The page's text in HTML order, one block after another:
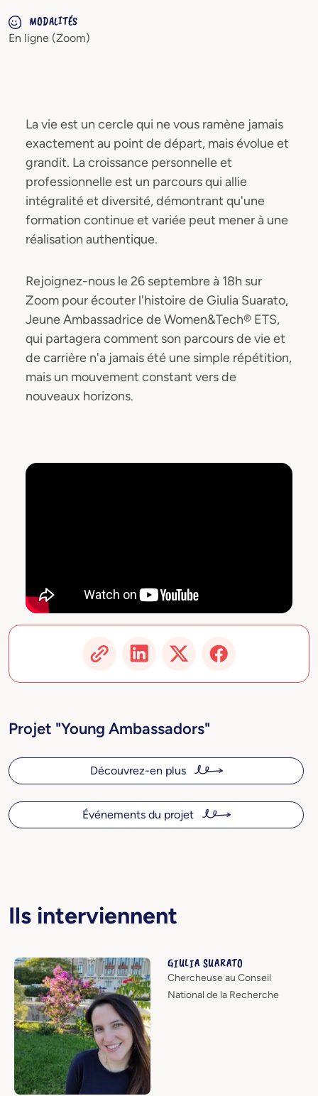
MODALITÉS
En ligne (Zoom)
La vie est un cercle qui ne vous ramène jamais
exactement au point de départ, mais évolue et
grandit. La croissance personnelle et
professionnelle est un parcours qui allie
intégralité et diversité, démontrant qu'une
formation continue et variée peut mener à une
réalisation authentique.
Rejoignez-nous le 26 septembre à 18h sur
Zoom pour écouter l'histoire de Giulia Suarato,
Jeune Ambassadrice de Women&Tech® ETS,
qui partagera comment son parcours de vie et
de carrière n'a jamais été une simple répétition,
mais un mouvement constant vers de
nouveaux horizons.
Projet "Young Ambassadors"
Découvrez-en plus
Événements du projet
Ils interviennent
GIULIA SUARATO
Chercheuse au Conseil
National de la Recherche